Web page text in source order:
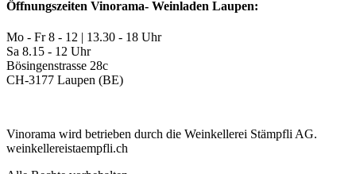
Öffnungszeiten Vinorama- Weinladen Laupen:
Mo - Fr8 - 12 | 13.30 - 18 Uhr
Sa 8.15 - 12 Uhr
Bösingenstrasse 28c
CH-3177 Laupen (BE)
Vinorama wird betrieben durch die Weinkellerei Stämpfli AG.
weinkellereistaempfli.ch